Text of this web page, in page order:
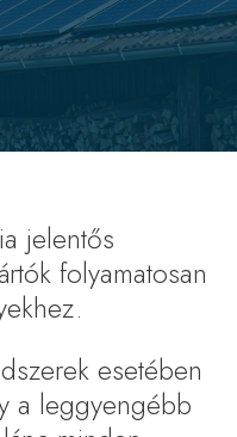
jelentős
folyamatosan
esetében
a leggyengébb